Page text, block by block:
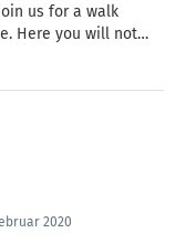
us for a walk
Here you will not
calibration
2020